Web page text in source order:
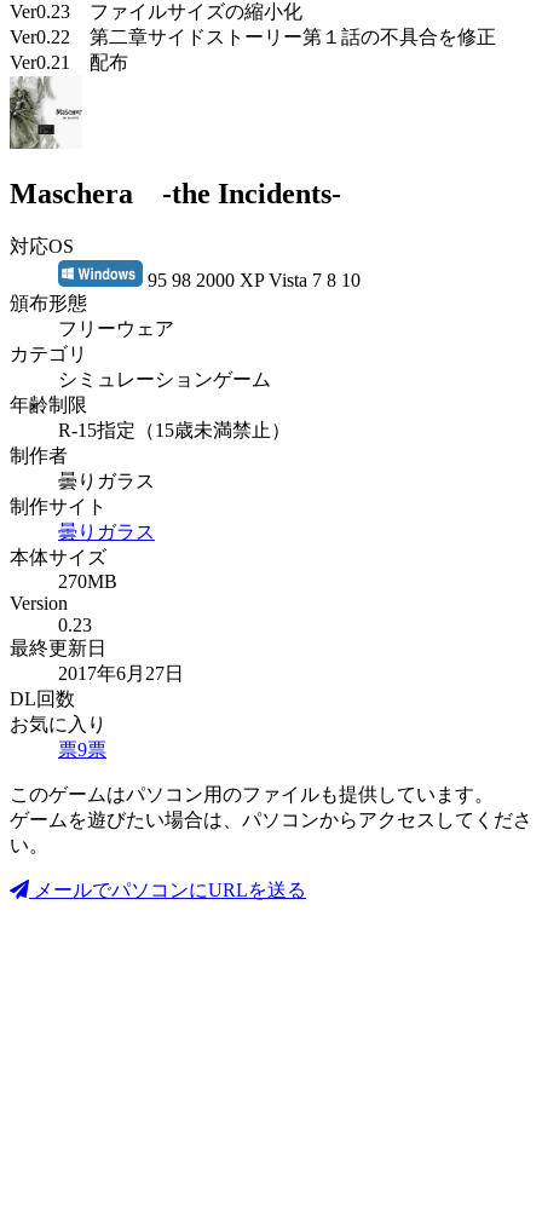
Ver0.23 ファイルサイズの縮小化
Ver0.22 第二章サイドストーリー第１話の不具合を修正
Ver0.21 配布
Maschera -the Incidents-
対応OS
95 98 2000 XP Vista 7 8 10
頒布形態
フリーウェア
カテゴリ
シミュレーションゲーム
年齢制限
R-15指定（15歳未満禁止）
制作者
曇りガラス
制作サイト
曇りガラス
本体サイズ
270MB
Version
0.23
最終更新日
2017年6月27日
DL回数
お気に入り
票9票
このゲームはパソコン用のファイルも提供しています。
ゲームを遊びたい場合は、パソコンからアクセスしてくださ
い。
メールでパソコンにURLを送る